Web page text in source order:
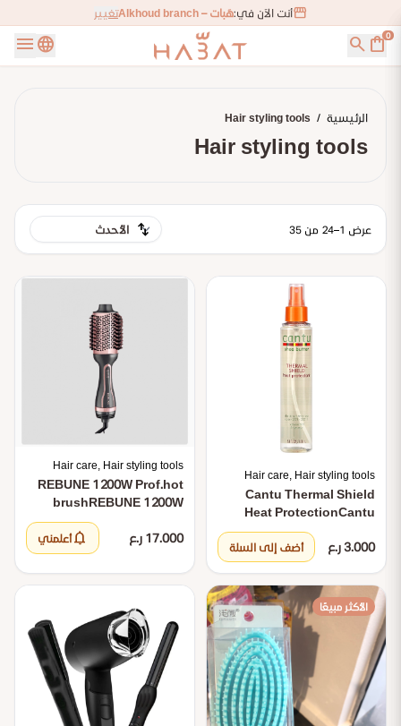
storefrontأنت الآن في:هَبات – Alkhoud branch تغيير
shopping_bag0
search
language
menu
الرئيسية /
Hair styling tools
Hair styling tools
عرض 1–24 من 35 swap_vert
Hair care, Hair styling tools
Cantu Thermal Shield
Heat ProtectionCantu
Thermal Shield Heat
Protection
3.000 ر.ع أضف إلى السلة
Hair care, Hair styling tools
REBUNE 1200W Prof.hot
brushREBUNE 1200W
17.000 ر.ع
notificationsأعلمني
الأكثر مبيعًا